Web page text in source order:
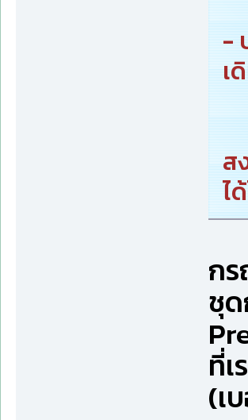
-
เ
ส
ไ
กร
ชุ
ที่เ
(เ